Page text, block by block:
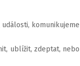
komunikujeme
ublížit, zdeptat, nebo